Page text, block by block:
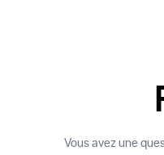
Vous avez une